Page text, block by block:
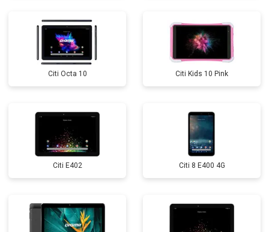
Citi Octa 10 Citi Kids 10 Pink
Citi E402 Citi 8 E400 4G